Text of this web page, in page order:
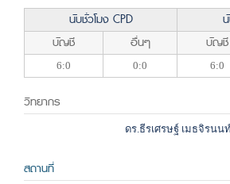
นับชั่วโมง CPD
บัญชี
อื่นๆ บัญชี
6:0 0:0 6:0
วิทยากร
ดร.ธีรเศรษฐ์ เมธจิรนนท์
สถานที่